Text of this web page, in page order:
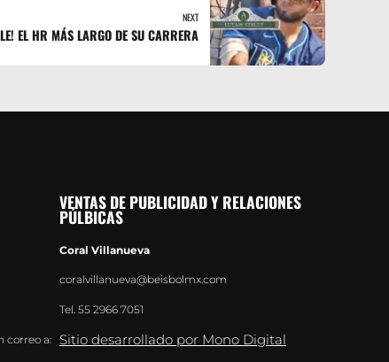
NEXT
EL HR MÁS LARGO DE SU CARRERA
correo a:
VENTAS DE PUBLICIDAD Y RELACIONES
PÚLBICAS
Coral Villanueva
coralvillanueva@beisbolmx.com
Tel. 55 2966 7051
Sitio desarrollado por Mono Digital